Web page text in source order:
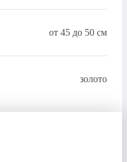
от 45 до 50 см
золото